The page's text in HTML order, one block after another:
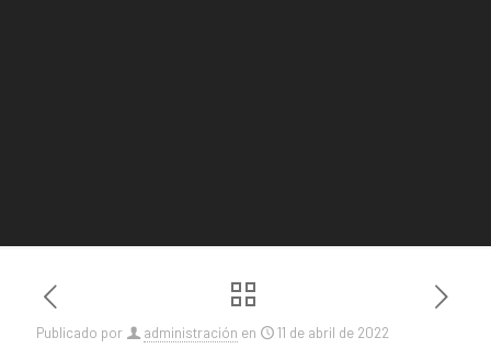
Publicado por administración en 11 de abril de 2022